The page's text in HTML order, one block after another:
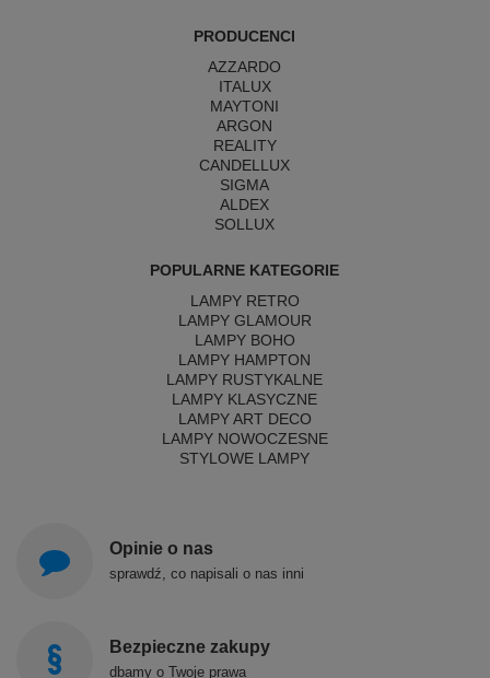
PRODUCENCI
AZZARDO
ITALUX
MAYTONI
ARGON
REALITY
CANDELLUX
SIGMA
ALDEX
SOLLUX
POPULARNE KATEGORIE
LAMPY RETRO
LAMPY GLAMOUR
LAMPY BOHO
LAMPY HAMPTON
LAMPY RUSTYKALNE
LAMPY KLASYCZNE
LAMPY ART DECO
LAMPY NOWOCZESNE
STYLOWE LAMPY
Opinie o nas
sprawdź, co napisali o nas inni
Bezpieczne zakupy
dbamy o Twoje prawa